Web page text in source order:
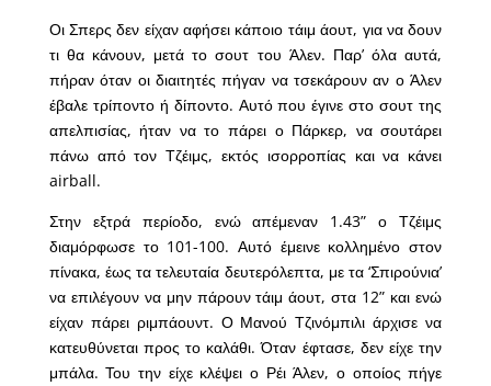
Οι Σπερς δεν είχαν αφήσει κάποιο τάιμ άουτ, για να δουν
τι θα κάνουν, μετά το σουτ του Άλεν. Παρ’ όλα αυτά,
πήραν όταν οι διαιτητές πήγαν να τσεκάρουν αν ο Άλεν
έβαλε τρίποντο ή δίποντο. Αυτό που έγινε στο σουτ της
απελπισίας, ήταν να το πάρει ο Πάρκερ, να σουτάρει
πάνω από τον Τζέιμς, εκτός ισορροπίας και να κάνει
airball.
Στην εξτρά περίοδο, ενώ απέμεναν 1.43” ο Τζέιμς
διαμόρφωσε το 101-100. Αυτό έμεινε κολλημένο στον
πίνακα, έως τα τελευταία δευτερόλεπτα, με τα ‘Σπιρούνια’
να επιλέγουν να μην πάρουν τάιμ άουτ, στα 12” και ενώ
είχαν πάρει ριμπάουντ. Ο Μανού Τζινόμπιλι άρχισε να
κατευθύνεται προς το καλάθι. Όταν έφτασε, δεν είχε την
μπάλα. Του την είχε κλέψει ο Ρέι Άλεν, ο οποίος πήγε